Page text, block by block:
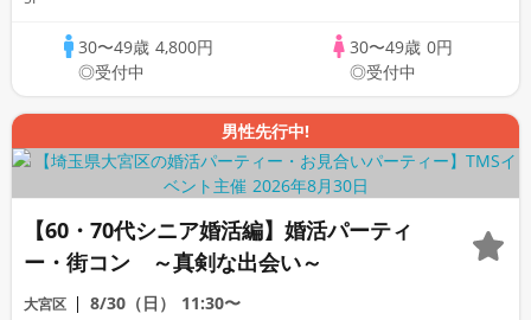
30〜49歳 4,800円
◎受付中
30〜49歳 0円
◎受付中
男性先行中!
【60・70代シニア婚活編】婚活パーティ
ー・街コン ～真剣な出会い～
大宮区 8/30（日） 11:30〜